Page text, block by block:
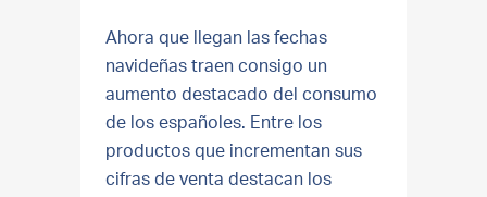
Ahora que llegan las fechas
navideñas traen consigo un
aumento destacado del consumo
de los españoles. Entre los
productos que incrementan sus
cifras de venta destacan los